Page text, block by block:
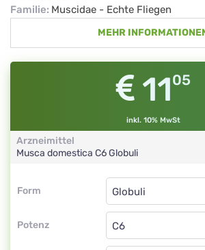
Familie: Muscidae - Echte Fliegen
MEHR
1105
inkl. 10% MwSt
Arzneimittel
Musca domestica C6Globuli
Form
Form
Potenz
Globuli
C6